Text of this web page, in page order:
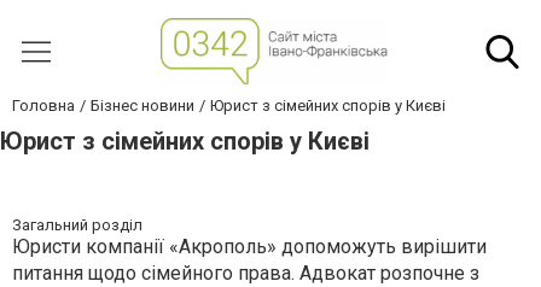
Головна Бізнес новини Юрист з сімейних спорів у Києві
Юрист з сімейних спорів у Києві
Загальний розділ
Юристи компанії «Акрополь» допоможуть вирішити
питання щодо сімейного права. Адвокат розпочне з